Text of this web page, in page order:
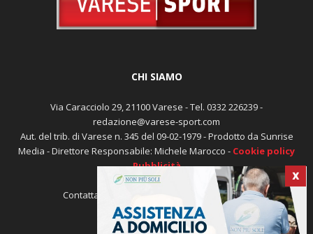
X
CHI SIAMO
Via Caracciolo 29, 21100 Varese - Tel. 0332 226239 -
redazione@varese-sport.com
Aut. del trib. di Varese n. 345 del 09-02-1979 - Prodotto da Sunrise
Media - Direttore Responsabile: Michele Marocco -Cookie policy
redazione@varese-sport.com